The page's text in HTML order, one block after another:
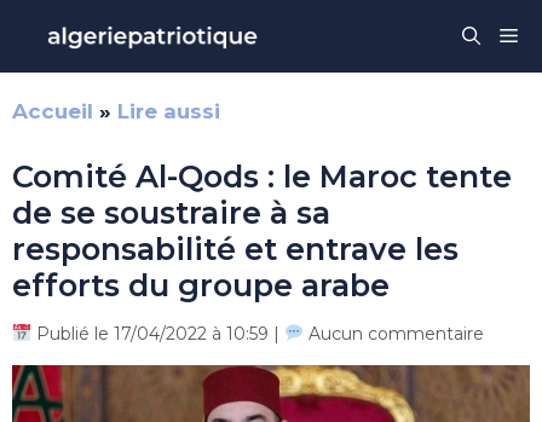
contenu
Accueil » Lire aussi
Comité Al-Qods : le Maroc tente
de se soustraire à sa
responsabilité et entrave les
efforts du groupe arabe
Publié le 17/04/2022 à 10:59 | Aucun commentaire